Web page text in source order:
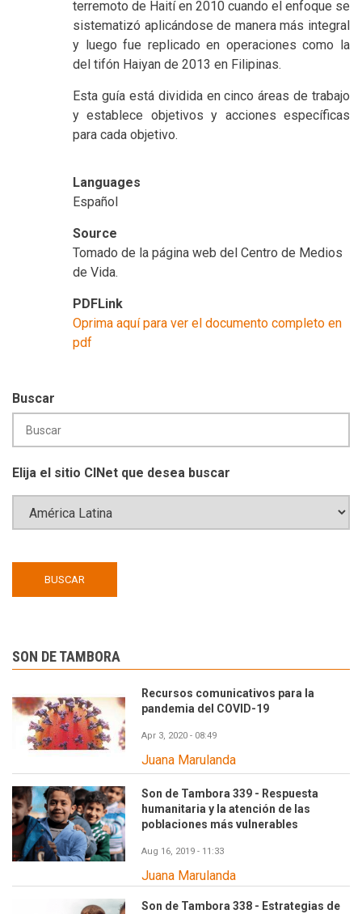
terremoto de Haití en 2010 cuando el enfoque se
sistematizó aplicándose de manera más integral
y luego fue replicado en operaciones como la
del tifón Haiyan de 2013 en Filipinas.
Esta guía está dividida en cinco áreas de trabajo
y establece objetivos y acciones específicas
para cada objetivo.
Languages
Español
Source
Tomado de la página web del Centro de Medios
de Vida.
PDFLink
Oprima aquí para ver el documento completo en
pdf
Buscar
Elija el sitio CINet que desea buscar
SON DE TAMBORA
Recursos comunicativos para la
pandemia del COVID-19
Apr 3, 2020 - 08:49
Juana Marulanda
Son de Tambora 339 - Respuesta
humanitaria y la atención de las
poblaciones más vulnerables
Aug 16, 2019 - 11:33
Juana Marulanda
Son de Tambora 338 - Estrategias de